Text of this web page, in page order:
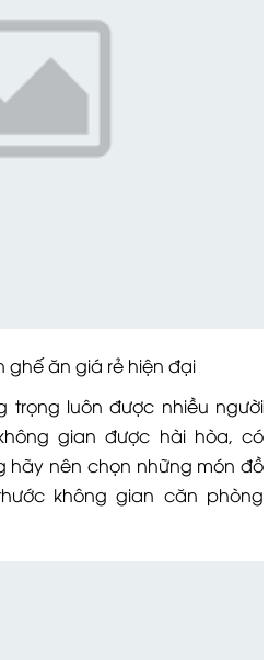
giá rẻ hiện đại
trọng luôn được nhiều người
gian được hài hòa, có
hãy nên chọn những món đồ
không gian căn phòng